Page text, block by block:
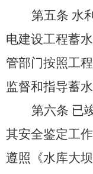
第五条 水
电建设工程蓄
管部门按照工
监督和指导蓄
第六条 已
其安全鉴定工作
遵照《水库大